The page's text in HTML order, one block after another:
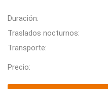
Duración:
Traslados nocturnos:
Transporte:
Precio: